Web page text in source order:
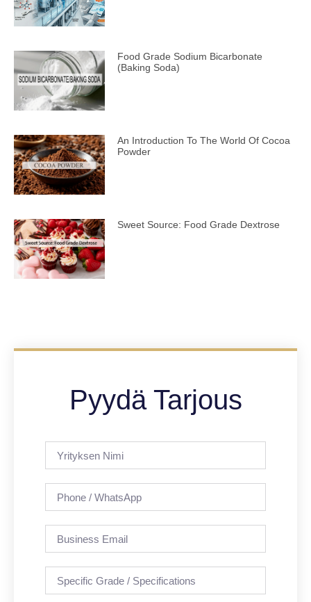
Food Grade Sodium Bicarbonate
(Baking Soda)
An Introduction To The World Of Cocoa
Powder
Sweet Source: Food Grade Dextrose
Pyydä Tarjous